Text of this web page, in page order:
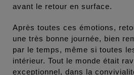
avant le retour en surface.
Après toutes ces émotions,
une très bonne journée, bien
par le temps, même si toutes
intérieur. Tout le monde était
exceptionnel, dans la